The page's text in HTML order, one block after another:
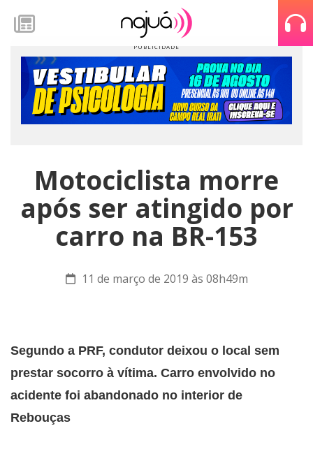
Motociclista morre
após ser atingido por
carro na BR-153
11 de março de 2019 às 08h49m
Segundo a PRF, condutor deixou o local sem
prestar socorro à vítima. Carro envolvido no
acidente foi abandonado no interior de
Rebouças